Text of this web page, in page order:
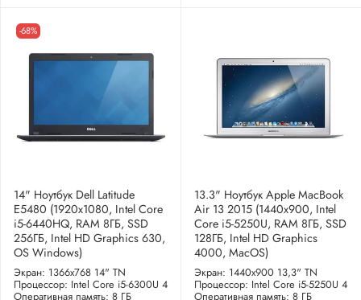
-68%
14" Ноутбук Dell Latitude
E5480 (1920х1080, Intel Core
i5-6440HQ, RAM 8ГБ, SSD
256ГБ, Intel HD Graphics 630,
OS Windows)
Экран: 1366x768 14" TN
Процессор: Intel Core i5-6300U 4
Оперативная память: 8 ГБ
13.3" Ноутбук Apple MacBook
Air 13 2015 (1440x900, Intel
Core i5-5250U, RAM 8ГБ, SSD
128ГБ, Intel HD Graphics
4000, MacOS)
Экран: 1440x900 13,3" TN
Процессор: Intel Core i5-5250U 4
Оперативная память: 8 ГБ